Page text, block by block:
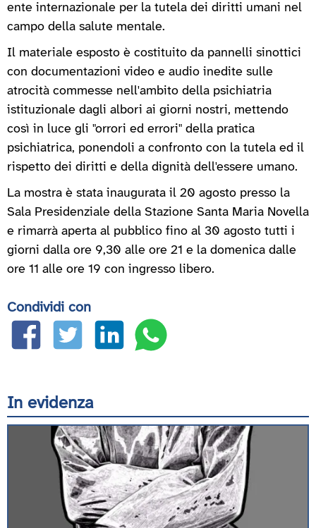
ente internazionale per la tutela dei diritti umani nel
campo della salute mentale.
Il materiale esposto è costituito da pannelli sinottici
con documentazioni video e audio inedite sulle
atrocità commesse nell'ambito della psichiatria
istituzionale dagli albori ai giorni nostri, mettendo
così in luce gli "orrori ed errori" della pratica
psichiatrica, ponendoli a confronto con la tutela ed il
rispetto dei diritti e della dignità dell'essere umano.
La mostra è stata inaugurata il 20 agosto presso la
Sala Presidenziale della Stazione Santa Maria Novella
e rimarrà aperta al pubblico fino al 30 agosto tutti i
giorni dalla ore 9,30 alle ore 21 e la domenica dalle
ore 11 alle ore 19 con ingresso libero.
Condividi con
In evidenza